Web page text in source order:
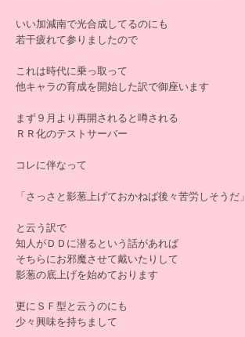
いい加減南で光合成してるのにも
若干疲れて参りましたので
これは時代に乗っ取って
他キャラの育成を開始した訳で御座います
まず９月より再開されると噂される
ＲＲ化のテストサーバー
コレに伴なって
「さっさと影葱上げておかねば後々苦労しそうだ」
と云う訳で
知人がＤＤに潜るという話があれば
そちらにお邪魔させて戴いたりして
影葱の底上げを始めております
更にＳＦ型と云うのにも
少々興味を持ちまして